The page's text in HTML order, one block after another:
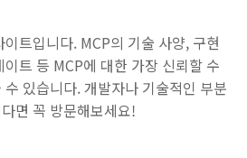
트입니다. MCP의 기술 사양, 구현
트 등 MCP에 대한 가장 신뢰할 수
있습니다. 개발자나 기술적인 부분
면 꼭 방문해보세요!